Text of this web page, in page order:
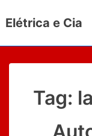
Principal
Elétrica e Cia
Tag: